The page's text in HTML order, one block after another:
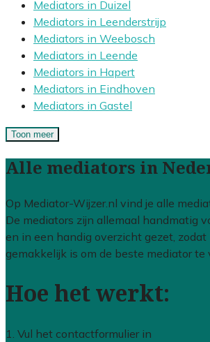
Mediators in Duizel
Mediators in Leenderstrijp
Mediators in Weebosch
Mediators in Leende
Mediators in Hapert
Mediators in Eindhoven
Mediators in Gastel
Toon meer
Alle mediators in
Op Mediator-Wijzer.nl vind je alle
De mediators zijn allemaal handmatig
en in een handig overzicht gezet, zodat
gemakkelijk is om de beste mediator te
Hoe het werkt:
1. Vul het contactformulier in